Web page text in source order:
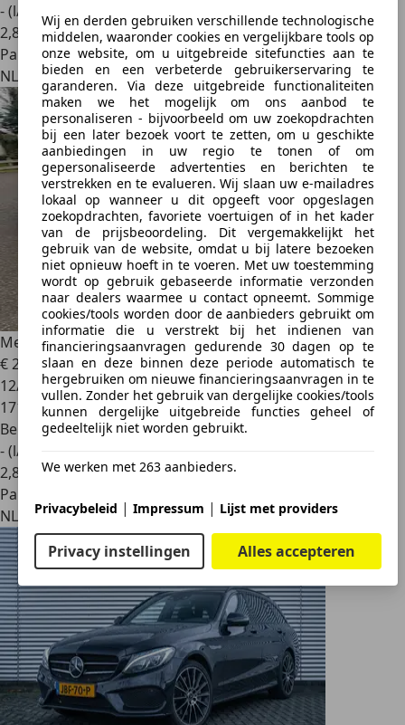
Wij en derden gebruiken verschillende technologische
middelen, waaronder cookies en vergelijkbare tools op
onze website, om u uitgebreide sitefuncties aan te
bieden en een verbeterde gebruikerservaring te
garanderen. Via deze uitgebreide functionaliteiten
maken we het mogelijk om ons aanbod te
personaliseren - bijvoorbeeld om uw zoekopdrachten
bij een later bezoek voort te zetten, om u geschikte
aanbiedingen in uw regio te tonen of om
gepersonaliseerde advertenties en berichten te
verstrekken en te evalueren. Wij slaan uw e-mailadres
lokaal op wanneer u dit opgeeft voor opgeslagen
zoekopdrachten, favoriete voertuigen of in het kader
van de prijsbeoordeling. Dit vergemakkelijkt het
gebruik van de website, omdat u bij latere bezoeken
niet opnieuw hoeft in te voeren. Met uw toestemming
wordt op gebruik gebaseerde informatie verzonden
naar dealers waarmee u contact opneemt. Sommige
cookies/tools worden door de aanbieders gebruikt om
informatie die u verstrekt bij het indienen van
financieringsaanvragen gedurende 30 dagen op te
slaan en deze binnen deze periode automatisch te
hergebruiken om nieuwe financieringsaanvragen in te
vullen. Zonder het gebruik van dergelijke cookies/tools
kunnen dergelijke uitgebreide functies geheel of
gedeeltelijk niet worden gebruikt.
We werken met 263 aanbieders.
Privacybeleid | Impressum | Lijst met providers
Privacy instellingen Alles accepteren
- (l/100 km)
2,8
Particulier
NL 5709BT
Mercedes-Benz C 400
€ 20.950
12/2016
171.403 km
Benzine
- (l/100 km)
2,8
Particulier
NL 3363XS